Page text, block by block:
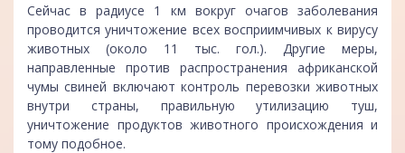
Сейчас в радиусе 1 км вокруг очагов заболевания
проводится уничтожение всех восприимчивых к вирусу
животных (около 11 тыс. гол.). Другие меры,
направленные против распространения африканской
чумы свиней включают контроль перевозки животных
внутри страны, правильную утилизацию туш,
уничтожение продуктов животного происхождения и
тому подобное.